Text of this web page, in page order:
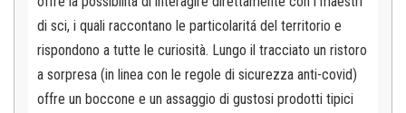
di sci, i quali raccontano le particolaritá del territorio e
rispondono a tutte le curiosità. Lungo il tracciato un ristoro
a sorpresa (in linea con le regole di sicurezza anti-covid)
offre un boccone e un assaggio di gustosi prodotti tipici